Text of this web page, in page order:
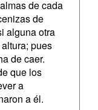
de cada
de
alguna otra
pues
de caer.
que los
a
a él.